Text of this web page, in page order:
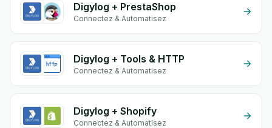
Digylog + PrestaShop
Connectez & Automatisez
Digylog + Tools & HTTP
Connectez & Automatisez
Digylog + Shopify
Connectez & Automatisez